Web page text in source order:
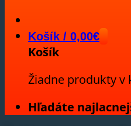
Košík / 0,00€
Košík
Žiadne produkty v
Hľadáte